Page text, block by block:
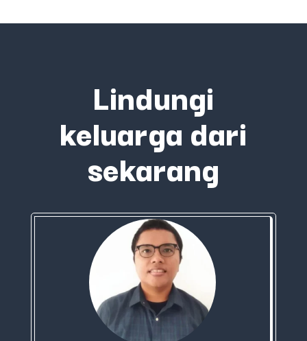
Lindungi
keluarga dari
sekarang